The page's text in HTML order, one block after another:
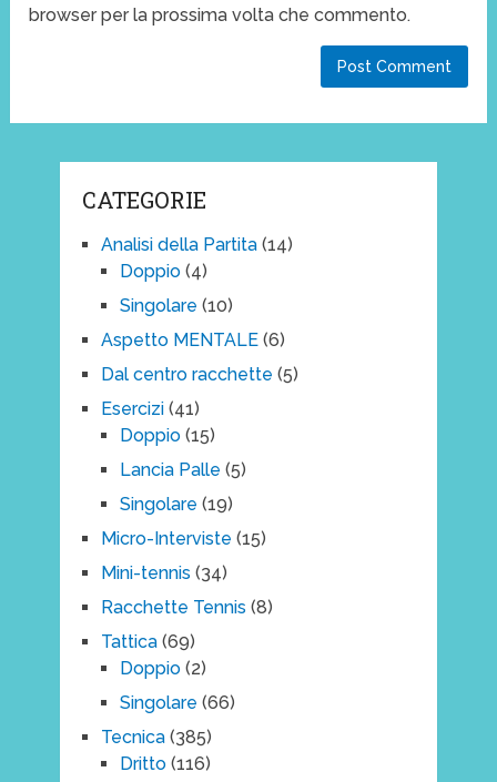
browser per la prossima volta che commento.
CATEGORIE
Analisi della Partita(14)
Doppio(4)
Singolare (10)
Aspetto MENTALE(6)
Dal centro racchette (5)
Esercizi(41)
Doppio(15)
Lancia Palle (5)
Singolare (19)
Micro-Interviste (15)
Mini-tennis (34)
Racchette Tennis (8)
Tattica(69)
Doppio(2)
Singolare (66)
Tecnica(385)
Dritto(116)